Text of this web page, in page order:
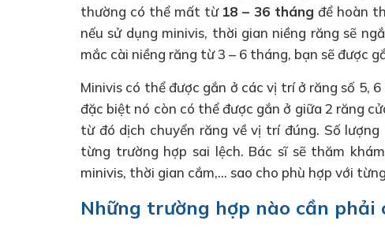
thường có thể mất từ 18 – 36 tháng để hoàn
nếu sử dụng minivis, thời gian niềng răng sẽ
mắc cài niềng răng từ 3 – 6 tháng, bạn sẽ được
Minivis có thể được gắn ở các vị trí ở răng số 5,
đặc biệt nó còn có thể được gắn ở giữa 2 răng
từ đó dịch chuyển răng về vị trí đúng. Số
từng trường hợp sai lệch. Bác sĩ sẽ thăm
minivis, thời gian cắm,… sao cho phù hợp với
Những trường hợp nào cần phải